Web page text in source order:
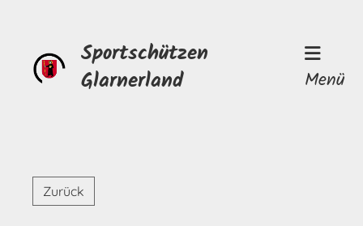
Sportschützen
Glarnerland
Menü
Zurück